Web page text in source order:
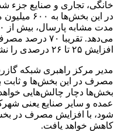
خانگی، تجاری و صنایع جزء
در این
می‌دهد.
افزایش ۲۵ تا ۲۶ درصدی را نشان می‌دهد.
مدیر مرکز راهبری شبکه
مصرف در این بخش‌ها و ثابت
بخش‌ها دچار چالش‌هایی
عمده و سایر صنایع یعنی
شود، با افزایش مصرف در
کاهش خواهد یافت.